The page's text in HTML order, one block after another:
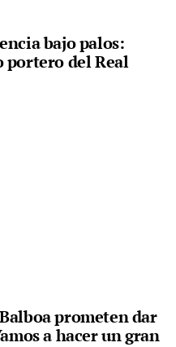
bajo palos:
portero del Real
prometen dar
a hacer un gran